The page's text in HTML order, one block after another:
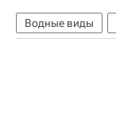
Водные виды